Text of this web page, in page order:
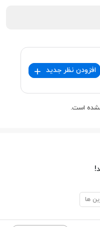
افزودن نظر جدید
است.
ها